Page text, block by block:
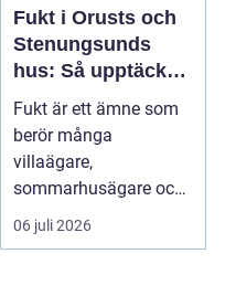
Fukt i Orusts och
Stenungsunds
hus: Så upptäcker
och åtgärdar du
problemet
Fukt är ett ämne som
berör många
villaägare,
sommarhusägare och
bosta...
06 juli 2026